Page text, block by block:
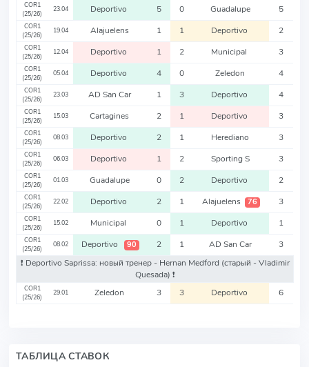
COR1
(25/26)
23.04 Deportivo 5 0 Guadalupe 5
COR1
(25/26)
19.04 Alajuelens 1 1 Deportivo 2
COR1
(25/26)
12.04 Deportivo 1 2 Municipal 3
COR1
(25/26)
05.04 Deportivo 4 0 Zeledon 4
COR1
(25/26)
23.03 AD San Car 1 3 Deportivo 4
COR1
(25/26)
15.03 Cartagines 2 1 Deportivo 3
COR1
(25/26)
08.03 Deportivo 2 1 Herediano 3
COR1
(25/26)
06.03 Deportivo 1 2 Sporting S 3
COR1
(25/26)
01.03 Guadalupe 0 2 Deportivo 2
COR1
(25/26)
22.02 Deportivo 2 1 Alajuelens 76 3
COR1
(25/26)
15.02 Municipal 0 1 Deportivo 1
COR1
(25/26)
08.02 Deportivo 90 2 1 AD San Car
3
❗️ Deportivo Saprissa: новый тренер - Hernan Medford (старый - Vladimir
Quesada) ❗️
COR1
(25/26)
29.01 Zeledon 3 3 Deportivo 6
ТАБЛИЦА СТАВОК